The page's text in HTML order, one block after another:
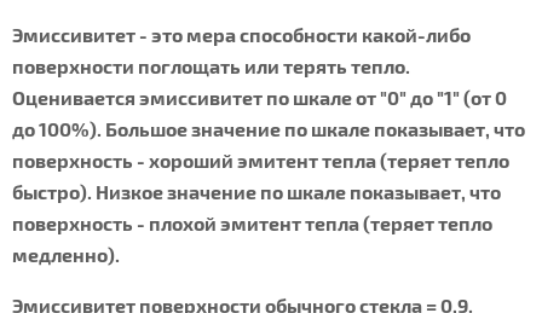
Эмиссивитет - это мера способности какой-либо
поверхности поглощать или терять тепло.
Оценивается эмиссивитет по шкале от "0" до "1" (от 0
до 100%). Большое значение по шкале показывает, что
поверхность - хороший эмитент тепла (теряет тепло
быстро). Низкое значение по шкале показывает, что
поверхность - плохой эмитент тепла (теряет тепло
медленно).
Эмиссивитет поверхности обычного стекла = 0,9.